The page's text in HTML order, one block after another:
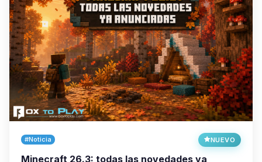
#Noticia NUEVO
Minecraft 26.3: todas las novedades ya